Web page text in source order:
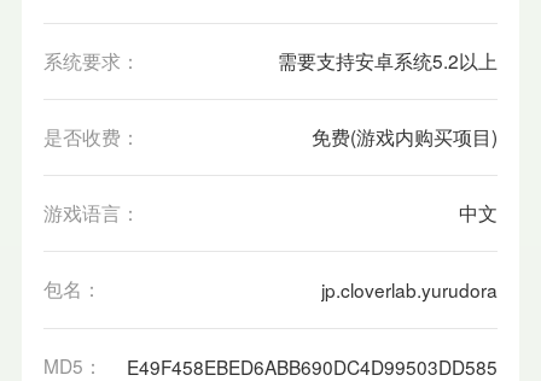
系统要求： 需要支持安卓系统5.2以上
是否收费： 免费(游戏内购买项目)
游戏语言： 中文
包名： jp.cloverlab.yurudora
MD5： E49F458EBED6ABB690DC4D99503DD585